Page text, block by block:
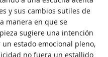
y sus cambios sutiles de
manera en que se
sugiere una intención
estado emocional pleno,
no fuera un estallido